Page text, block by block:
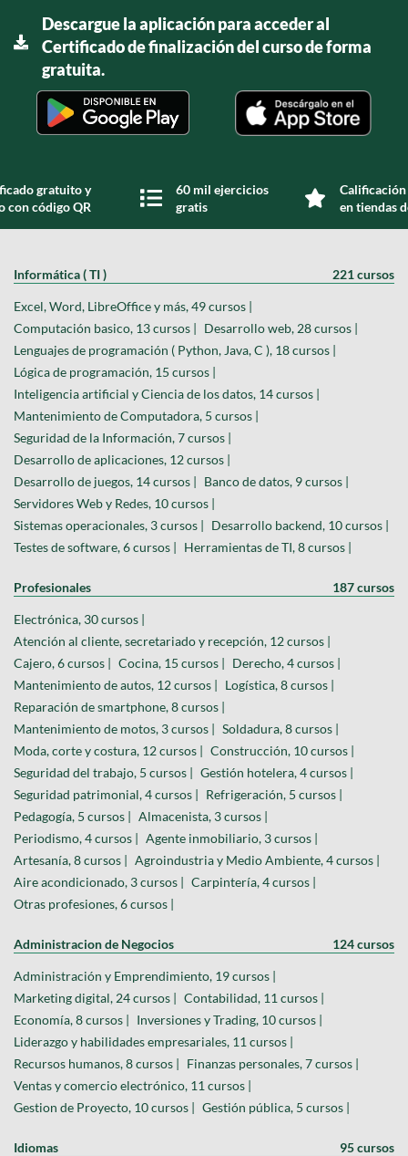
Descargue la aplicación para acceder al
Certificado de finalización del curso de forma
gratuita.
gratuito y
con código QR
60 mil ejercicios
gratis
en tiendas
Informática ( TI ) 221 cursos
Excel, Word, LibreOffice y más, 49 cursos |
Computación basico, 13 cursos | Desarrollo web, 28 cursos |
Lenguajes de programación ( Python, Java, C ), 18 cursos |
Lógica de programación, 15 cursos |
Inteligencia artificial y Ciencia de los datos, 14 cursos |
Mantenimiento de Computadora, 5 cursos |
Seguridad de la Información, 7 cursos |
Desarrollo de aplicaciones, 12 cursos |
Desarrollo de juegos, 14 cursos | Banco de datos, 9 cursos |
Servidores Web y Redes, 10 cursos |
Sistemas operacionales, 3 cursos | Desarrollo backend, 10 cursos |
Testes de software, 6 cursos | Herramientas de TI, 8 cursos |
Profesionales 187 cursos
Electrónica, 30 cursos |
Atención al cliente, secretariado y recepción, 12 cursos |
Cajero, 6 cursos | Cocina, 15 cursos | Derecho, 4 cursos |
Mantenimiento de autos, 12 cursos | Logística, 8 cursos |
Reparación de smartphone, 8 cursos |
Mantenimiento de motos, 3 cursos | Soldadura, 8 cursos |
Moda, corte y costura, 12 cursos | Construcción, 10 cursos |
Seguridad del trabajo, 5 cursos | Gestión hotelera, 4 cursos |
Seguridad patrimonial, 4 cursos | Refrigeración, 5 cursos |
Pedagogía, 5 cursos | Almacenista, 3 cursos |
Periodismo, 4 cursos | Agente inmobiliario, 3 cursos |
Artesanía, 8 cursos | Agroindustria y Medio Ambiente, 4 cursos |
Aire acondicionado, 3 cursos | Carpintería, 4 cursos |
Otras profesiones, 6 cursos |
Administracion de Negocios 124 cursos
Administración y Emprendimiento, 19 cursos |
Marketing digital, 24 cursos | Contabilidad, 11 cursos |
Economía, 8 cursos | Inversiones y Trading, 10 cursos |
Liderazgo y habilidades empresariales, 11 cursos |
Recursos humanos, 8 cursos | Finanzas personales, 7 cursos |
Ventas y comercio electrónico, 11 cursos |
Gestion de Proyecto, 10 cursos | Gestión pública, 5 cursos |
Idiomas 95 cursos